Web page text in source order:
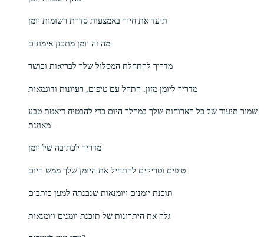
תיעד את חייך באמצעות סדרת רשומות יומן
מה זה יומן מתכנן אימונים
מדריך להתחלת המסלול שלך לבריאות וכושר
מדריך ליומן מזון: התחל עם טיפים, רעיונות ודוגמאות
שמור תיעוד של כל הארוחות שלך במהלך היום כדי להבטיח דיאטת טבע
מדריך לכתיבה של יומן
טיפים וטריקים להתחיל את היומן שלך ממש היום
תוכנת יומנים ויומנאות שנבנתה למען כותבים
גלה את היתרונות של תוכנת יומנים ויומנאות